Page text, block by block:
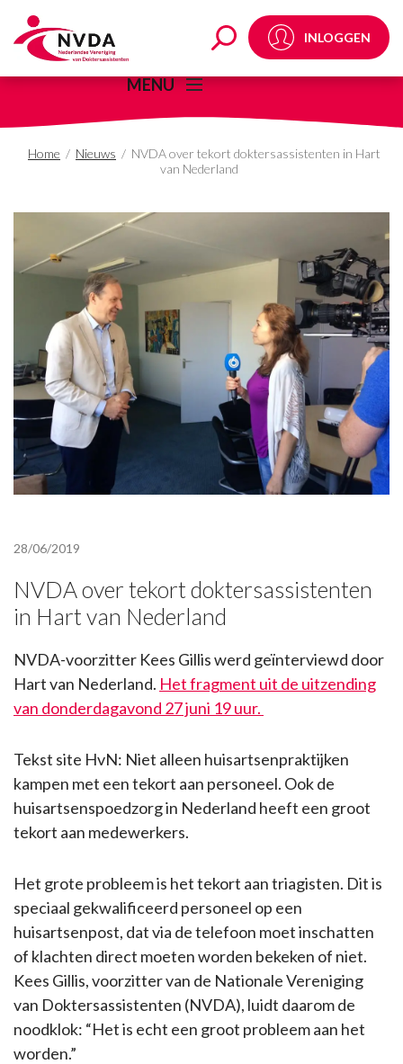
NVDA over tekortINLOGGEN
MENU
Home / Nieuws / NVDA over tekort doktersassistenten in Hart
van Nederland
28/06/2019
NVDA over tekort doktersassistenten
in Hart van Nederland
NVDA-voorzitter Kees Gillis werd geïnterviewd door
Hart van Nederland. Het fragment uit de uitzending
van donderdagavond 27 juni 19 uur.
Tekst site HvN: Niet alleen huisartsenpraktijken
kampen met een tekort aan personeel. Ook de
huisartsenspoedzorg in Nederland heeft een groot
tekort aan medewerkers.
Het grote probleem is het tekort aan triagisten. Dit is
speciaal gekwalificeerd personeel op een
huisartsenpost, dat via de telefoon moet inschatten
of klachten direct moeten worden bekeken of niet.
Kees Gillis, voorzitter van de Nationale Vereniging
van Doktersassistenten (NVDA), luidt daarom de
noodklok: “Het is echt een groot probleem aan het
worden.”